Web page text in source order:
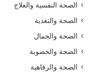
الصحة النفسية والعلاج
الصحة والتغذية
الصحة والجمال
الصحة والخصوبة
الصحة والرفاهية